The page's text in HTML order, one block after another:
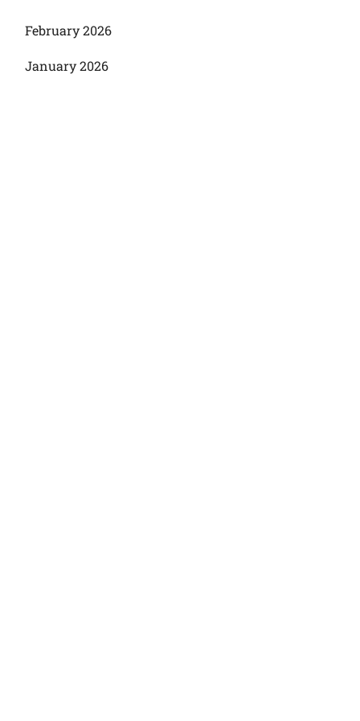
February 2026
January 2026